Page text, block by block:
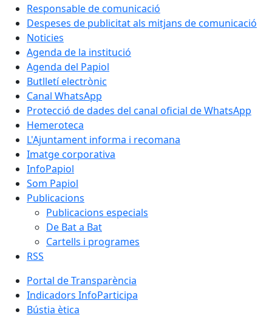
Responsable de comunicació
Despeses de publicitat als mitjans de comunicació
Noticies
Agenda de la institució
Agenda del Papiol
Butlletí electrònic
Canal WhatsApp
Protecció de dades del canal oficial de WhatsApp
Hemeroteca
L'Ajuntament informa i recomana
Imatge corporativa
InfoPapiol
Som Papiol
Publicacions
Publicacions especials
De Bat a Bat
Cartells i programes
RSS
Portal de Transparència
Indicadors InfoParticipa
Bústia ètica